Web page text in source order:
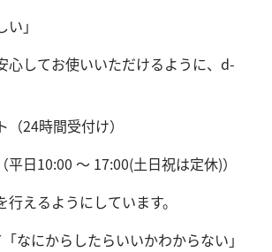
」
心してお使いいただけるように、d-
24時間受付け）
日10:00 ～ 17:00(土日祝は定休)）
えるようにしています。
なにからしたらいいかわからない」